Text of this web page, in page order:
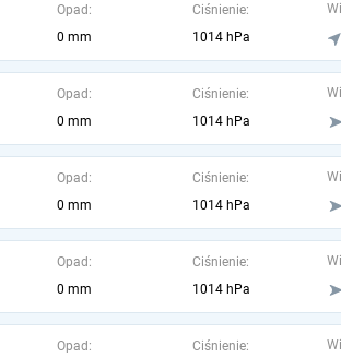
Opad:
0 mm
Ciśnienie:
1014 hPa
Opad:
0 mm
Ciśnienie:
1014 hPa
Opad:
0 mm
Ciśnienie:
1014 hPa
Opad:
0 mm
Ciśnienie:
1014 hPa
Opad:
Ciśnienie: